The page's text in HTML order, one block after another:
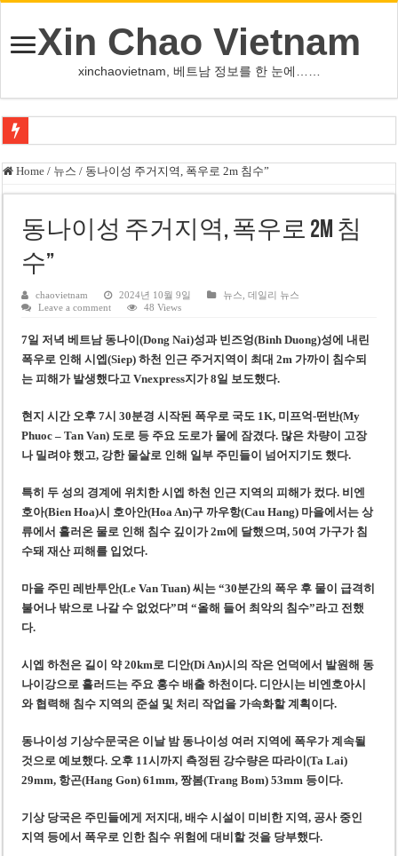
Xin Chao Vietnam
xinchaovietnam, 베트남 정보를 한 눈에……
하노이-하이퐁 고속도로 차량 투석 용의자 신원 확인
베트남 증시 업그레이드, 수십억 달러 유입 전망…수혜주는
베트남주식 VN지수 1,800선 돌파 기대…증권사, 유망 종목 제시
하노이 쌍둥이 타워 99층 부지 현장…세계 최고층 빌딩 추진
베트남주식 SST, 2025년 현금 배당 80% 결정…과거 최대 350% 지급 이력
베트남 전자비자 사기 웹사이트 주의…외국인 여행자 피해 경보
호주 젯스타, 내년부터 기내 수납칸 이용 유료화
호찌민시, 약 6,500㎡ 토지 용도변경 승인…리조트 개발 추진
Home / 뉴스 / 동나이성 주거지역, 폭우로 2m 침수”
동나이성 주거지역, 폭우로 2m 침
수”
chaovietnam 2024년 10월 9일 뉴스 ,데일리 뉴스
Leave a comment
48 Views
7일 저녁 베트남 동나이(Dong Nai)성과 빈즈엉(Binh Duong)성에 내린
폭우로 인해 시엡(Siep) 하천 인근 주거지역이 최대 2m 가까이 침수되
는 피해가 발생했다고 Vnexpress지가 8일 보도했다.
현지 시간 오후 7시 30분경 시작된 폭우로 국도 1K, 미프억-떤반(My
Phuoc – Tan Van) 도로 등 주요 도로가 물에 잠겼다. 많은 차량이 고장
나 밀려야 했고, 강한 물살로 인해 일부 주민들이 넘어지기도 했다.
특히 두 성의 경계에 위치한 시엡 하천 인근 지역의 피해가 컸다. 비엔
호아(Bien Hoa)시 호아안(Hoa An)구 까우항(Cau Hang) 마을에서는 상
류에서 흘러온 물로 인해 침수 깊이가 2m에 달했으며, 50여 가구가 침
수돼 재산 피해를 입었다.
마을 주민 레반투안(Le Van Tuan) 씨는 “30분간의 폭우 후 물이 급격히
불어나 밖으로 나갈 수 없었다”며 “올해 들어 최악의 침수”라고 전했
다.
시엡 하천은 길이 약 20km로 디안(Di An)시의 작은 언덕에서 발원해 동
나이강으로 흘러드는 주요 홍수 배출 하천이다. 디안시는 비엔호아시
와 협력해 침수 지역의 준설 및 처리 작업을 가속화할 계획이다.
동나이성 기상수문국은 이날 밤 동나이성 여러 지역에 폭우가 계속될
것으로 예보했다. 오후 11시까지 측정된 강수량은 따라이(Ta Lai)
29mm, 항곤(Hang Gon) 61mm, 짱봄(Trang Bom) 53mm 등이다.
기상 당국은 주민들에게 저지대, 배수 시설이 미비한 지역, 공사 중인
지역 등에서 폭우로 인한 침수 위험에 대비할 것을 당부했다.